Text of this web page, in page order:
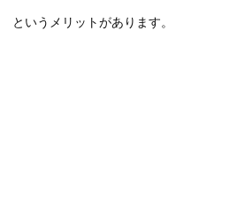
というメリットがあります。